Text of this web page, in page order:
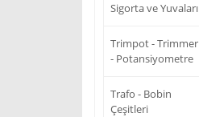
Sigorta ve Yuvaları
Trimpot - Trimmer
- Potansiyometre
Trafo - Bobin
Çeşitleri